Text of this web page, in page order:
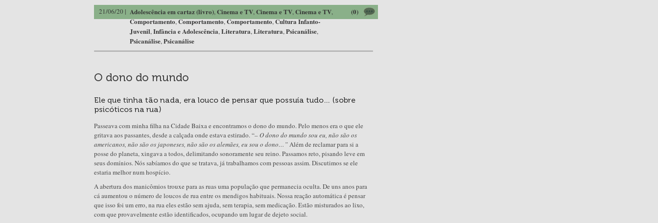
21/06/20 | Adolescência em cartaz (livro), Cinema e TV, Cinema e TV, Cinema e TV,
Comportamento,Comportamento,Comportamento,Cultura Infanto-
Juvenil, Infância e Adolescência, Literatura, Literatura, Psicanálise,
Psicanálise, Psicanálise
(0)
O dono do mundo
Ele que tinha tão nada, era louco de pensar que possuía tudo… (sobre
psicóticos na rua)
Passeava com minha filha na Cidade Baixa e encontramos o dono do mundo. Pelo menos era o que ele
gritava aos passantes, desde a calçada onde estava estirado. “– O dono do mundo sou eu, não são os
americanos, não são os japoneses, não são os alemães, eu sou o dono…”Além de reclamar para si a
posse do planeta, xingava a todos, delimitando sonoramente seu reino. Passamos reto, pisando leve em
seus domínios. Nós sabíamos do que se tratava, já trabalhamos com pessoas assim. Discutimos se ele
estaria melhor num hospício.
A abertura dos manicômios trouxe para as ruas uma população que permanecia oculta. De uns anos para
cá aumentou o número de loucos de rua entre os mendigos habituais. Nossa reação automática é pensar
que isso foi um erro, na rua eles estão sem ajuda, sem terapia, sem medicação. Estão misturados ao lixo,
com que provavelmente estão identificados, ocupando um lugar de dejeto social.